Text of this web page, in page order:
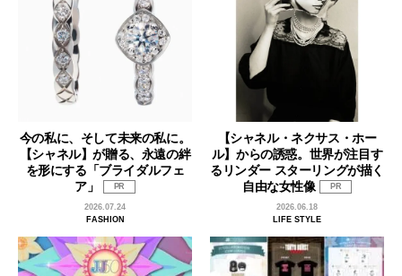
今の私に、そして未来の私に。
【シャネル】が贈る、永遠の絆
を形にする「ブライダルフェ
ア」
PR
2026.07.24
FASHION
【シャネル・ネクサス・ホー
ル】からの誘惑。世界が注目す
るリンダー スターリングが描く
自由な女性像
PR
2026.06.18
LIFE STYLE